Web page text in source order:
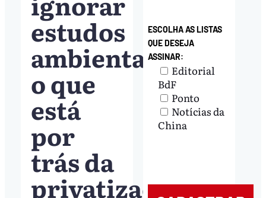
estudos
ambientais:
o que
está
por
trás da
privatização
ESCOLHA AS LISTAS
QUE DESEJA
ASSINAR:
Editorial
BdF
Ponto
Notícias da
China